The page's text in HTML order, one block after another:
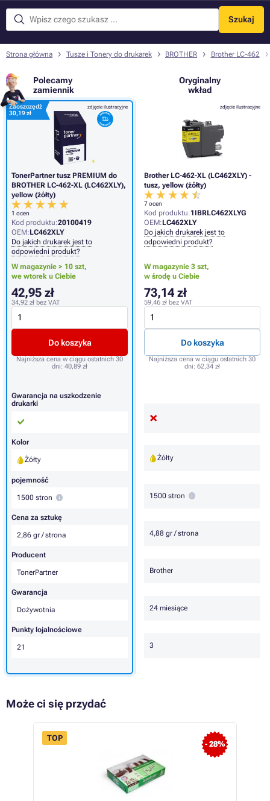
Szukaj
Menu
Strona główna Tusze i Tonery do drukarek BROTHER Brother LC-462
Polecamy
zamiennik
Oryginalny
wkład
zdjęcie ilustracyjne
Brother LC-462-XL (LC462XLY) -
tusz, yellow (żółty)
7 ocen
Kod produktu:1IBRLC462XLYG
OEM:LC462XLY
Do jakich drukarek jest to
odpowiedni produkt?
W magazynie 3 szt,
w środę u Ciebie
73,14 zł
59,46 zł bez VAT
Do koszyka
Najniższa cena w ciągu ostatnich 30
dni: 62,34 zł
Żółty
1500 stron
4,88 gr / strona
Brother
24 miesiące
3
zdjęcie ilustracyjne
Zaoszczędź
30,19 zł
TonerPartner tusz PREMIUM do
BROTHER LC-462-XL (LC462XLY),
yellow (żółty)
1 ocen
Kod produktu:20100419
OEM:LC462XLY
Do jakich drukarek jest to
odpowiedni produkt?
W magazynie > 10 szt,
we wtorek u Ciebie
42,95 zł
34,92 zł bez VAT
Do koszyka
Najniższa cena w ciągu ostatnich 30
dni: 40,89 zł
Gwarancja na uszkodzenie
drukarki
Kolor
Żółty
pojemność
1500 stron
Cena za sztukę
2,86 gr / strona
Producent
TonerPartner
Gwarancja
Dożywotnia
Punkty lojalnościowe
21
Może ci się przydać
- 28%
TOP